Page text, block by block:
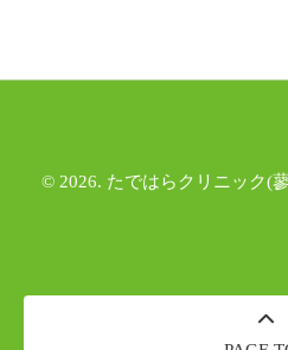
© 2026. たではらクリニック(